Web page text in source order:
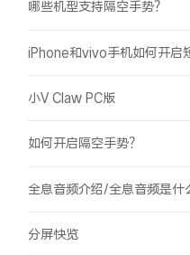
哪些机型支持隔空手势？
iPhone和vivo手机如何开启
小V Claw PC版
如何开启隔空手势？
全息音频介绍/全息音频是什
分屏快览